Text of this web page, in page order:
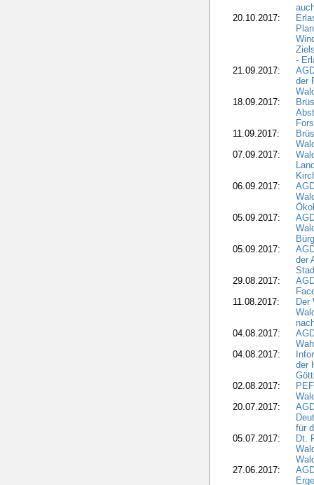
20.10.2017:
-
21.09.2017:
der
18.09.2017:
11.09.2017:
07.09.2017:
06.09.2017:
05.09.2017:
05.09.2017:
der
29.08.2017:
11.08.2017:
Der
04.08.2017:
04.08.2017:
der
02.08.2017:
20.07.2017:
für
05.07.2017:
Dt.
27.06.2017: